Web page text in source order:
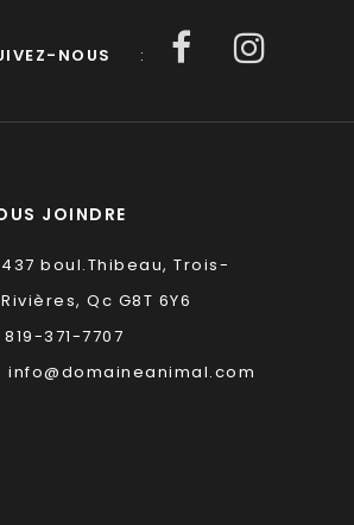
NOUS :
JOINDRE
437 boul.Thibeau, Trois-
Rivières, Qc G8T 6Y6
819-371-7707
info@domaineanimal.com